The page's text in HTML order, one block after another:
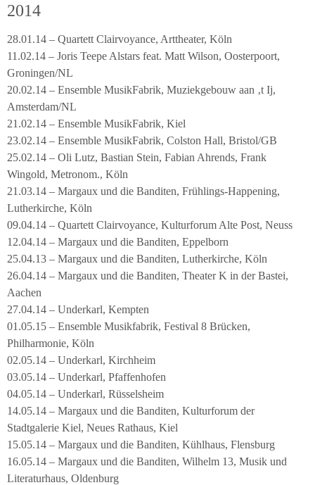
2014
28.01.14 – Quartett Clairvoyance, Arttheater, Köln
11.02.14 – Joris Teepe Alstars feat. Matt Wilson, Oosterpoort,
Groningen/NL
20.02.14 – Ensemble MusikFabrik, Muziekgebouw aan ‚t Ij,
Amsterdam/NL
21.02.14 – Ensemble MusikFabrik, Kiel
23.02.14 – Ensemble MusikFabrik, Colston Hall, Bristol/GB
25.02.14 – Oli Lutz, Bastian Stein, Fabian Ahrends, Frank
Wingold, Metronom., Köln
21.03.14 – Margaux und die Banditen, Frühlings-Happening,
Lutherkirche, Köln
09.04.14 – Quartett Clairvoyance, Kulturforum Alte Post, Neuss
12.04.14 – Margaux und die Banditen, Eppelborn
25.04.13 – Margaux und die Banditen, Lutherkirche, Köln
26.04.14 – Margaux und die Banditen, Theater K in der Bastei,
Aachen
27.04.14 – Underkarl, Kempten
01.05.15 – Ensemble Musikfabrik, Festival 8 Brücken,
Philharmonie, Köln
02.05.14 – Underkarl, Kirchheim
03.05.14 – Underkarl, Pfaffenhofen
04.05.14 – Underkarl, Rüsselsheim
14.05.14 – Margaux und die Banditen, Kulturforum der
Stadtgalerie Kiel, Neues Rathaus, Kiel
15.05.14 – Margaux und die Banditen, Kühlhaus, Flensburg
16.05.14 – Margaux und die Banditen, Wilhelm 13, Musik und
Literaturhaus, Oldenburg